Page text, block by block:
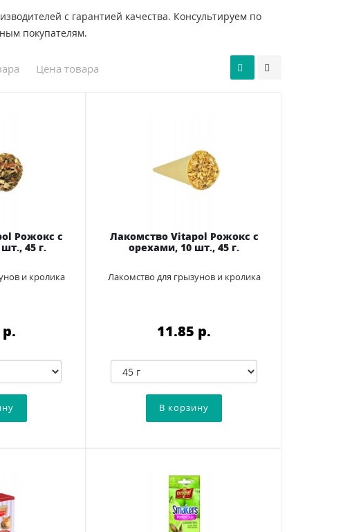
с гарантией качества. Консультируем по
покупателям.
Цена товара
Рожокс с
45 г.
и кролика
Лакомство Vitapol Рожокс с
орехами, 10 шт., 45 г.
Лакомство для грызунов и кролика
11.85 p.